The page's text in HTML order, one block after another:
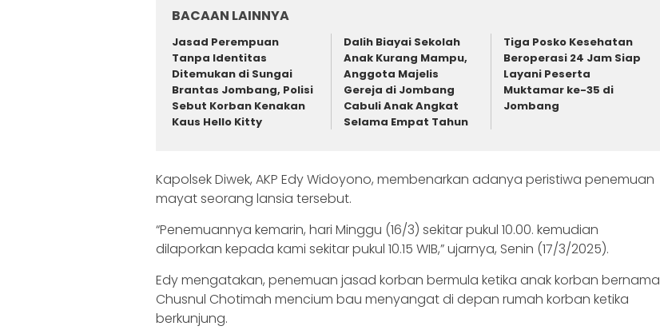
BACAAN LAINNYA
Jasad Perempuan
Tanpa Identitas
Ditemukan di Sungai
Brantas Jombang, Polisi
Sebut Korban Kenakan
Kaus Hello Kitty
Dalih Biayai Sekolah
Anak Kurang Mampu,
Anggota Majelis
Gereja di Jombang
Cabuli Anak Angkat
Selama Empat Tahun
Tiga Posko Kesehatan
Beroperasi 24 Jam Siap
Layani Peserta
Muktamar ke-35 di
Jombang
Kapolsek Diwek, AKP Edy Widoyono, membenarkan adanya peristiwa penemuan
mayat seorang lansia tersebut.
“Penemuannya kemarin, hari Minggu (16/3) sekitar pukul 10.00. kemudian
dilaporkan kepada kami sekitar pukul 10.15 WIB,” ujarnya, Senin (17/3/2025).
Edy mengatakan, penemuan jasad korban bermula ketika anak korban bernama
Chusnul Chotimah mencium bau menyangat di depan rumah korban ketika
berkunjung.